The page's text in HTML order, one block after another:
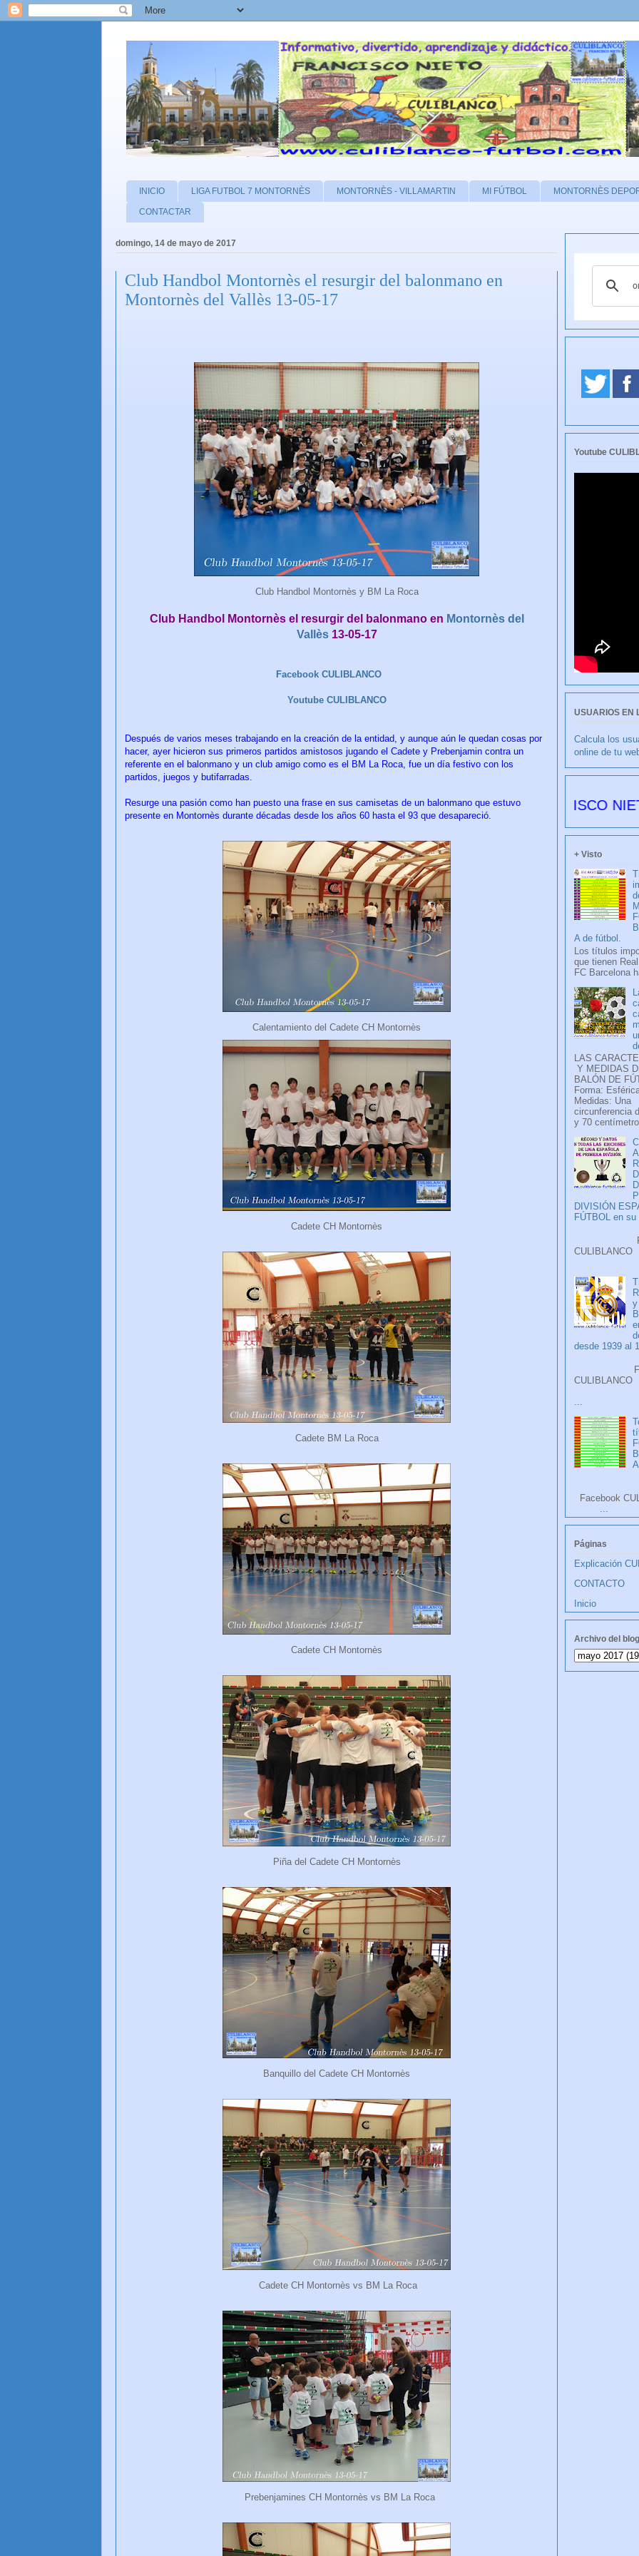
INICIO LIGA FUTBOL 7 MONTORNÈS MONTORNÈS - VILLAMARTIN MI FÚTBOL MONTORNÈS
CONTACTAR
domingo, 14 de mayo de 2017
Club Handbol Montornès el resurgir del balonmano en
Montornès del Vallès 13-05-17
Club Handbol Montornès y BM La Roca
Club Handbol Montornès el resurgir del balonmano en Montornès del
Vallès13-05-17
Facebook CULIBLANCO
Youtube CULIBLANCO
Después de varios meses trabajando en la creación de la entidad, y aunque aún le quedan cosas por
hacer, ayer hicieron sus primeros partidos amistosos jugando el Cadete y Prebenjamin contra un
referente en el balonmano y un club amigo como es el BM La Roca, fue un día festivo con los
partidos, juegos y butifarradas.
Resurge una pasión como han puesto una frase en sus camisetas de un balonmano que estuvo
presente en Montornès durante décadas desde los años 60 hasta el 93 que desapareció.
Calentamiento del Cadete CH Montornès
Cadete CH Montornès
Cadete BM La Roca
Cadete CH Montornès
Piña del Cadete CH Montornès
Banquillo del Cadete CH Montornès
Cadete CH Montornès vs BM La Roca
Prebenjamines CH Montornès vs BM La Roca
Youtube
USUARIOS EN
Calcula los
online de tu
CULIBLANCO por FRANCISCO NIETO
+ Visto
A de fútbol.
Los títulos
que tienen
FC Barcelona
LAS
Y MEDIDAS
BALÓN DE
Forma:
Medidas: Una
circunferencia
y 70
DIVISIÓN
FÚTBOL en su
y
desde 1939 al
Facebook
...
Páginas
Explicación
CONTACTO
Inicio
Archivo del blog